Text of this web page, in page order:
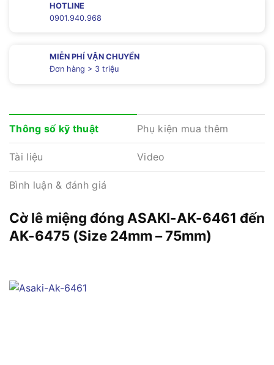
HOTLINE
0901.940.968
MIỄN PHÍ VẬN CHUYỂN
Đơn hàng > 3 triệu
Thông số kỹ thuật Phụ kiện mua thêm
Tài liệu Video
Bình luận & đánh giá
Cờ lê miệng đóng ASAKI-AK-6461 đến
AK-6475 (Size 24mm – 75mm)